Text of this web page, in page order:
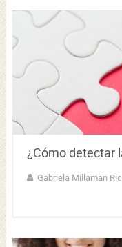
¿Cómo detectar
Gabriela Millaman